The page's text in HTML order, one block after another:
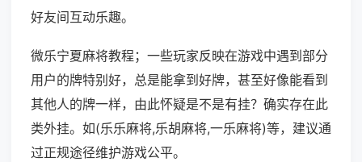
好友间互动乐趣。
微乐宁夏麻将教程；一些玩家反映在游戏中遇到部分
用户的牌特别好，总是能拿到好牌，甚至好像能看到
其他人的牌一样，由此怀疑是不是有挂？确实存在此
类外挂。如(乐乐麻将,乐胡麻将,一乐麻将)等，建议通
过正规途径维护游戏公平。